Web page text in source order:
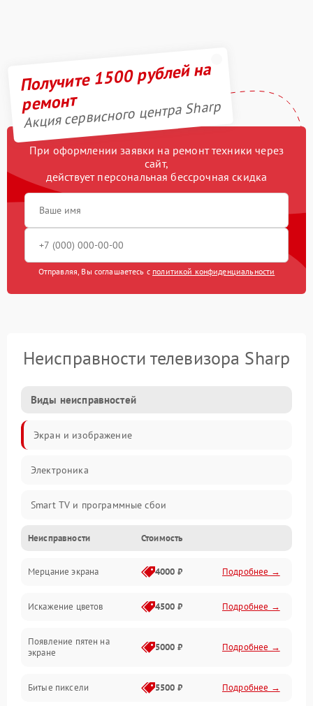
Получите 1500 рублей на
ремонт
Акция сервисного центра Sharp
При оформлении заявки на ремонт техники через
сайт,
действует персональная бессрочная скидка
Отправляя, Вы соглашаетесь с политикой конфиденциальности
Неисправности телевизора Sharp
Виды неисправностей
Экран и изображение
Электроника
Smart TV и программные сбои
Питание и запуск
Подсветка и LED-модули
Звук и аудиосистема
Сигнал и приём каналов
Неисправности Стоимость
Мерцание экрана 4000 ₽ Подробнее →
Искажение цветов 4500 ₽ Подробнее →
Появление пятен на
экране
5000 ₽ Подробнее →
Битые пиксели 5500 ₽ Подробнее →